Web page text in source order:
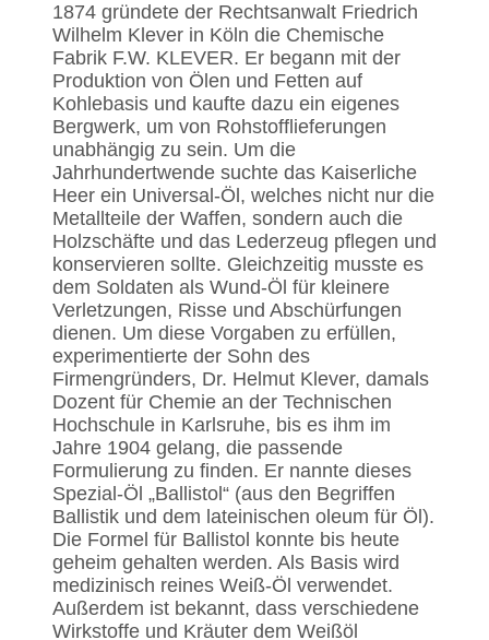
1874 gründete der Rechtsanwalt Friedrich
Wilhelm Klever in Köln die Chemische
Fabrik F.W. KLEVER. Er begann mit der
Produktion von Ölen und Fetten auf
Kohlebasis und kaufte dazu ein eigenes
Bergwerk, um von Rohstofflieferungen
unabhängig zu sein. Um die
Jahrhundertwende suchte das Kaiserliche
Heer ein Universal-Öl, welches nicht nur die
Metallteile der Waffen, sondern auch die
Holzschäfte und das Lederzeug pflegen und
konservieren sollte. Gleichzeitig musste es
dem Soldaten als Wund-Öl für kleinere
Verletzungen, Risse und Abschürfungen
dienen. Um diese Vorgaben zu erfüllen,
experimentierte der Sohn des
Firmengründers, Dr. Helmut Klever, damals
Dozent für Chemie an der Technischen
Hochschule in Karlsruhe, bis es ihm im
Jahre 1904 gelang, die passende
Formulierung zu finden. Er nannte dieses
Spezial-Öl „Ballistol“ (aus den Begriffen
Ballistik und dem lateinischen oleum für Öl).
Die Formel für Ballistol konnte bis heute
geheim gehalten werden. Als Basis wird
medizinisch reines Weiß-Öl verwendet.
Außerdem ist bekannt, dass verschiedene
Wirkstoffe und Kräuter dem Weißöl